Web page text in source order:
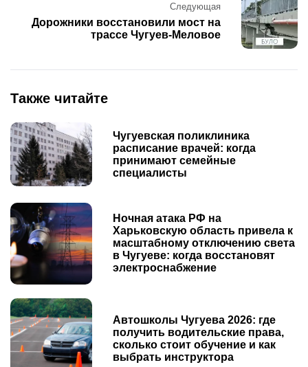
Следующая
Дорожники восстановили мост на
трассе Чугуев-Меловое
Также читайте
Чугуевская поликлиника
расписание врачей: когда
принимают семейные
специалисты
Ночная атака РФ на
Харьковскую область привела к
масштабному отключению света
в Чугуеве: когда восстановят
электроснабжение
Автошколы Чугуева 2026: где
получить водительские права,
сколько стоит обучение и как
выбрать инструктора